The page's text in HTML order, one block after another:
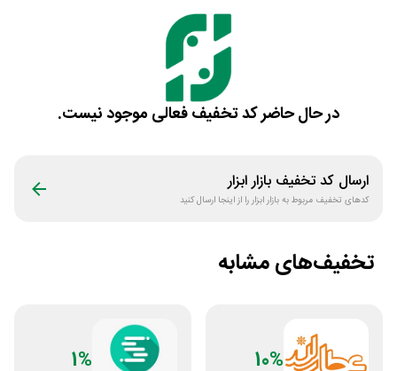
در حال حاضر کد تخفیف فعالی موجود نیست.
ارسال کد تخفیف بازار ابزار
کدهای تخفیف مربوط بهبازار ابزاررا از اینجا ارسال کنید
تخفیف‌های مشابه
10%
1%